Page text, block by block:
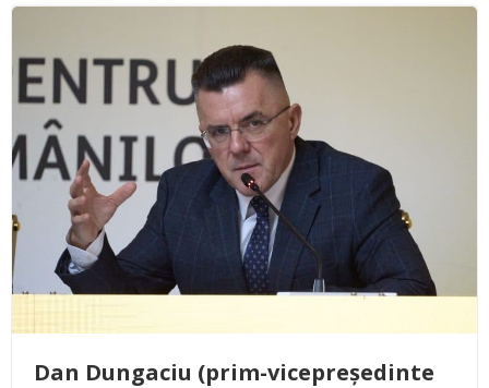
Dan Dungaciu (prim-vicepreședinte